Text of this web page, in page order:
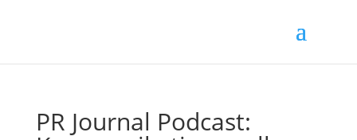
PR Journal Podcast: